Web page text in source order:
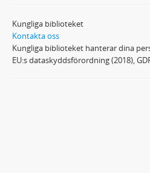
Kungliga biblioteket
Kontakta oss
Kungliga biblioteket hanterar dina
EU:s dataskyddsförordning (2018),